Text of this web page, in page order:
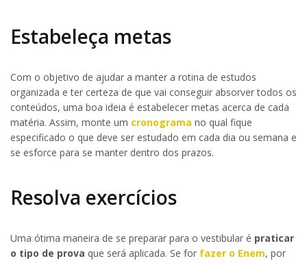
Estabeleça metas
Com o objetivo de ajudar a manter a rotina de estudos
organizada e ter certeza de que vai conseguir absorver todos os
conteúdos, uma boa ideia é estabelecer metas acerca de cada
matéria. Assim, monte um cronograma no qual fique
especificado o que deve ser estudado em cada dia ou semana e
se esforce para se manter dentro dos prazos.
Resolva exercícios
Uma ótima maneira de se preparar para o vestibular é praticar
o tipo de prova que será aplicada. Se for fazer o Enem, por